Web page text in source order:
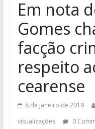
Em nota
Gomes
facção
respeito
cearense
8 de janeiro de 2019
visualizações
0